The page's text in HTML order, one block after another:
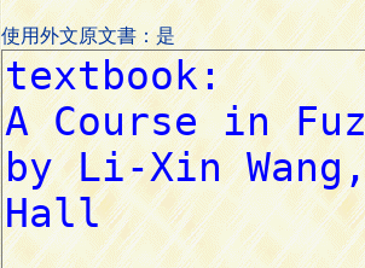
使用外文原文書：是